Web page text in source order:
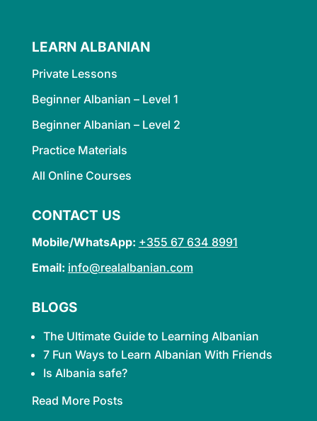
LEARN ALBANIAN
Private Lessons
Beginner Albanian – Level 1
Beginner Albanian – Level 2
Practice Materials
All Online Courses
CONTACT US
Mobile/WhatsApp: +355 67 634 8991
Email: info@realalbanian.com
BLOGS
The Ultimate Guide to Learning Albanian
7 Fun Ways to Learn Albanian With Friends
Is Albania safe?
Read More Posts